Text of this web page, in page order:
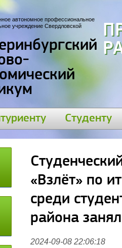
автономное профессиональное
учреждение Свердловской
Студенту
«Взлёт» по
среди
района
2024-09-08 22:06:18